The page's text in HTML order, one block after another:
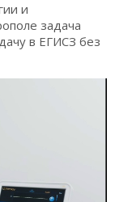
и
задача
в ЕГИСЗ без